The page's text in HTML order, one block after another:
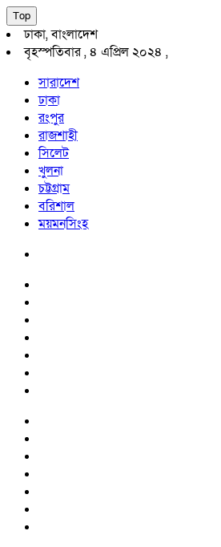
Top
ঢাকা, বাংলাদেশ
বৃহস্পতিবার , ৪ এপ্রিল ২০২৪ ,
সারাদেশ
ঢাকা
রংপুর
রাজশাহী
সিলেট
খুলনা
চট্টগ্রাম
বরিশাল
ময়মনসিংহ